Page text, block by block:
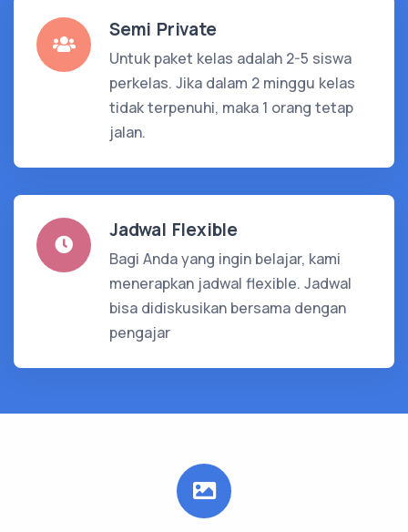
Semi Private
Untuk paket kelas adalah 2-5 siswa
perkelas. Jika dalam 2 minggu kelas
tidak terpenuhi, maka 1 orang tetap
jalan.
Jadwal Flexible
Bagi Anda yang ingin belajar, kami
menerapkan jadwal flexible. Jadwal
bisa didiskusikan bersama dengan
pengajar